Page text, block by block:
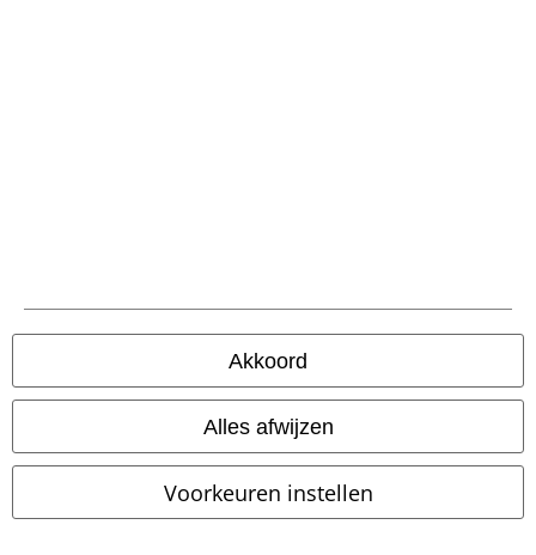
Akkoord
Alles afwijzen
Voorkeuren instellen
Adviesprijs€ 69,99
€ 64,99
Black Blood by
Gothicana
Trainingsbroek
Vanaf€ 50,99
Women's Dress - Agatha
Vision
Mini-jurk